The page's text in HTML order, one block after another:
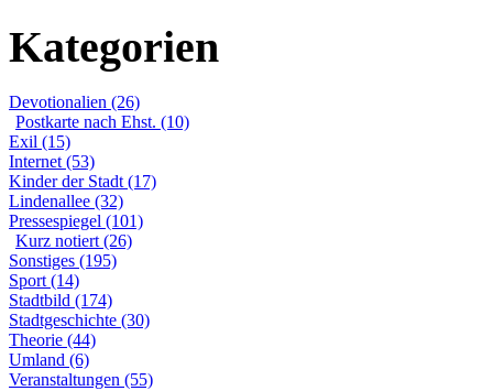
Kategorien
Devotionalien (26)
Postkarte nach Ehst. (10)
Exil (15)
Internet (53)
Kinder der Stadt (17)
Lindenallee (32)
Pressespiegel (101)
Kurz notiert (26)
Sonstiges (195)
Sport (14)
Stadtbild (174)
Stadtgeschichte (30)
Theorie (44)
Umland (6)
Veranstaltungen (55)